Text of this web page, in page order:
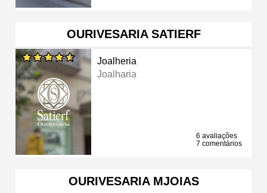
OURIVESARIA SATIERF
Joalheria
Joalharia
6 avaliações
7 comentários
OURIVESARIA MJOIAS